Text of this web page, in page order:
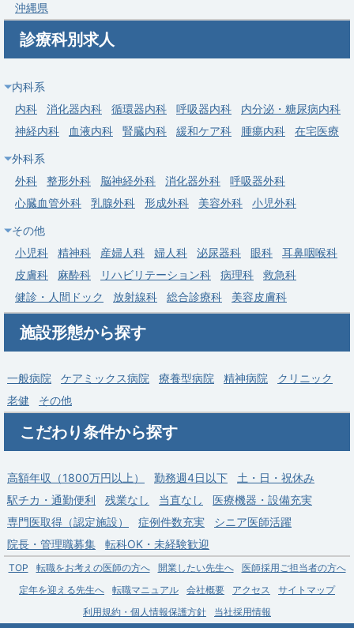
求人病院名
ンター東京葛飾病院
募集科目 整形外科
給与 年収 1,200万円 ～ 1,800万円
常勤
【葛飾区】整形外科／オペ症例豊富・常勤麻酔科医在籍・通勤便
利
求人病院名
社会医療法人社団正志会 平成立石病院
募集科目
勤務地 東京都 葛飾区
沖縄県
診療科別求人
内科系
内科
消化器内科 循環器内科 呼吸器内科
内分泌・糖尿病内科
神経内科
血液内科 腎臓内科 緩和ケア科 腫瘍内科 在宅医療
外科系
外科
整形外科 脳神経外科 消化器外科
呼吸器外科
心臓血管外科
乳腺外科 形成外科 美容外科 小児外科
その他
小児科
精神科 産婦人科 婦人科 泌尿器科 眼科
耳鼻咽喉科
皮膚科
麻酔科 リハビリテーション科 病理科
救急科
健診・人間ドック
放射線科 総合診療科 美容皮膚科
施設形態から探す
一般病院 ケアミックス病院 療養型病院 精神病院
クリニック
老健
その他
こだわり条件から探す
高額年収（1800万円以上） 勤務週4日以下
土・日・祝休み
駅チカ・通勤便利
残業なし 当直なし
医療機器・設備充実
専門医取得（認定施設）
症例件数充実
シニア医師活躍
院長・管理職募集
転科OK・未経験歓迎
TOP 転職をお考えの医師の方へ 開業したい先生へ
医師採用ご担当者の方へ
定年を迎える先生へ
転職マニュアル 会社概要 アクセス
サイトマップ
利用規約・個人情報保護方針
当社採用情報